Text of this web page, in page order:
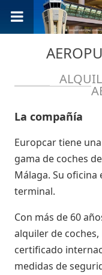
La compañía
Europcar tiene
gama de coches
Málaga. Su oficina
terminal.
Con más de 60
alquiler de
certificado
medidas de